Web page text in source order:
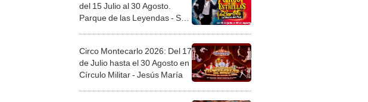
del 15 Julio al 30 Agosto.
Parque de las Leyendas - San
Circo Montecarlo 2026: Del 17
de Julio hasta el 30 Agosto en
Círculo Militar - Jesús María